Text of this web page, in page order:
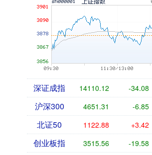
深证成指 14110.12 -34.08
沪深300 4651.31 -6.85
北证50 1122.88 +3.42
创业板指 3515.56 -19.58